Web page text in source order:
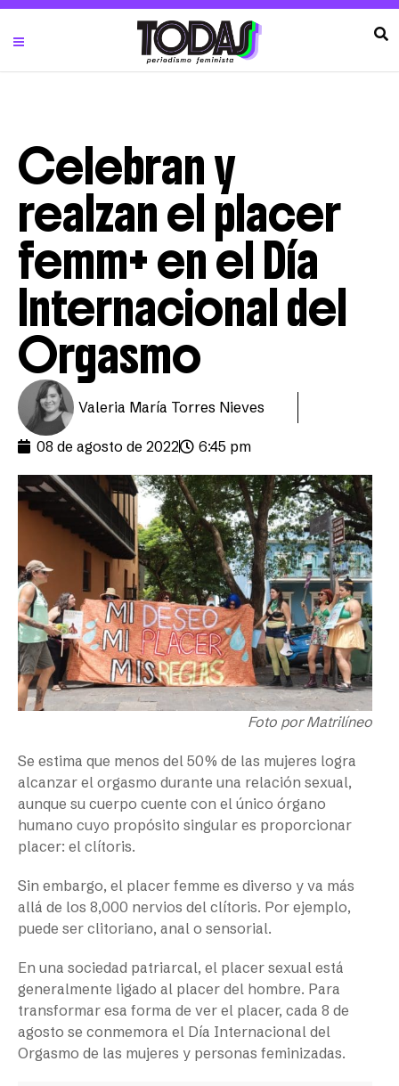
Celebran y
realzan el placer
femm+ en el Día
Internacional del
Orgasmo
Valeria María Torres Nieves
08 de agosto de 2022 6:45 pm
Foto por Matrilíneo
Se estima que menos del 50% de las mujeres logra
alcanzar el orgasmo durante una relación sexual,
aunque su cuerpo cuente con el único órgano
humano cuyo propósito singular es proporcionar
placer: el clítoris.
Sin embargo, el placer femme es diverso y va más
allá de los 8,000 nervios del clítoris. Por ejemplo,
puede ser clitoriano, anal o sensorial.
En una sociedad patriarcal, el placer sexual está
generalmente ligado al placer del hombre. Para
transformar esa forma de ver el placer, cada 8 de
agosto se conmemora el Día Internacional del
Orgasmo de las mujeres y personas feminizadas.